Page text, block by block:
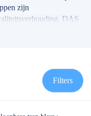
zijn
DAS
trappen aan.
en met 12 treden. De
3 meter. Mocht u niet
Filters